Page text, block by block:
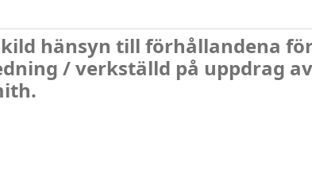
hänsyn till förhållandena
/verkställd på uppdrag